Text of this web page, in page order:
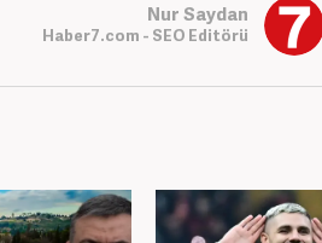
Nur Saydan
Haber7.com - SEO Editörü